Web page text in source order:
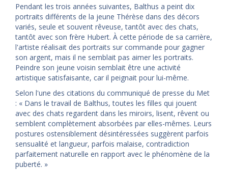
Pendant les trois années suivantes, Balthus a peint dix
portraits différents de la jeune Thérèse dans des décors
variés, seule et souvent rêveuse, tantôt avec des chats,
tantôt avec son frère Hubert. À cette période de sa carrière,
l'artiste réalisait des portraits sur commande pour gagner
son argent, mais il ne semblait pas aimer les portraits.
Peindre son jeune voisin semblait être une activité
artistique satisfaisante, car il peignait pour lui-même.
Selon l'une des citations du communiqué de presse du Met
: « Dans le travail de Balthus, toutes les filles qui jouent
avec des chats regardent dans les miroirs, lisent, rêvent ou
semblent complètement absorbées par elles-mêmes. Leurs
postures ostensiblement désintéressées suggèrent parfois
sensualité et langueur, parfois malaise, contradiction
parfaitement naturelle en rapport avec le phénomène de la
puberté. »